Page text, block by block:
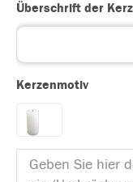
Überschrift der
Kerzenmotiv